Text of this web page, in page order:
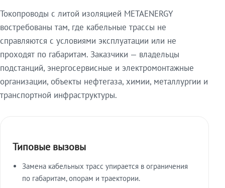
Токопроводы с литой изоляцией METAENERGY
востребованы там, где кабельные трассы не
справляются с условиями эксплуатации или не
проходят по габаритам. Заказчики — владельцы
подстанций, энергосервисные и электромонтажные
организации, объекты нефтегаза, химии, металлургии и
транспортной инфраструктуры.
Типовые вызовы
Замена кабельных трасс упирается в ограничения
по габаритам, опорам и траектории.